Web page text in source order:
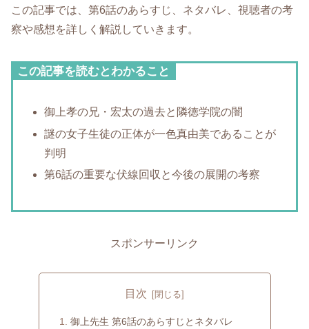
この記事では、第6話のあらすじ、ネタバレ、視聴者の考
察や感想を詳しく解説していきます。
この記事を読むとわかること
御上孝の兄・宏太の過去と隣徳学院の闇
謎の女子生徒の正体が一色真由美であることが
判明
第6話の重要な伏線回収と今後の展開の考察
スポンサーリンク
目次
御上先生 第6話のあらすじとネタバレ